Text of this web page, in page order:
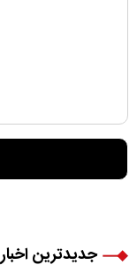
جدیدترین اخبار